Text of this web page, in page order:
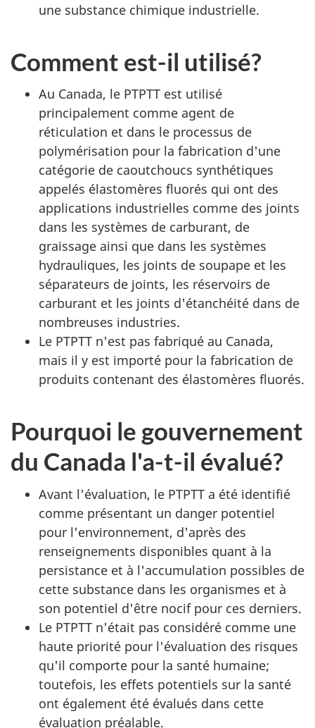
une substance chimique industrielle.
Comment est-il utilisé?
Au Canada, le PTPTT est utilisé
principalement comme agent de
réticulation et dans le processus de
polymérisation pour la fabrication d'une
catégorie de caoutchoucs synthétiques
appelés élastomères fluorés qui ont des
applications industrielles comme des joints
dans les systèmes de carburant, de
graissage ainsi que dans les systèmes
hydrauliques, les joints de soupape et les
séparateurs de joints, les réservoirs de
carburant et les joints d'étanchéité dans de
nombreuses industries.
Le PTPTT n'est pas fabriqué au Canada,
mais il y est importé pour la fabrication de
produits contenant des élastomères fluorés.
Pourquoi le gouvernement
du Canada l'a-t-il évalué?
Avant l'évaluation, le PTPTT a été identifié
comme présentant un danger potentiel
pour l'environnement, d'après des
renseignements disponibles quant à la
persistance et à l'accumulation possibles de
cette substance dans les organismes et à
son potentiel d'être nocif pour ces derniers.
Le PTPTT n'était pas considéré comme une
haute priorité pour l'évaluation des risques
qu'il comporte pour la santé humaine;
toutefois, les effets potentiels sur la santé
ont également été évalués dans cette
évaluation préalable.